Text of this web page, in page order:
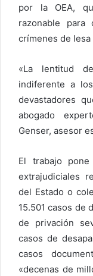
por la OEA,
razonable para
crímenes de lesa
«La lentitud
indiferente a
devastadores
abogado
Genser, asesor
El trabajo
extrajudiciales
del Estado o
15.501 casos de
de privación
casos de
casos
«decenas de